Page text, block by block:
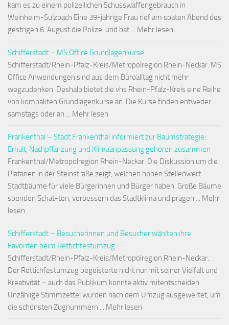
kam es zu einem polizeilichen Schusswaffengebrauch in
Weinheim-Sulzbach Eine 39-jährige Frau rief am späten Abend des
gestrigen 6. August die Polizei und bat ... Mehr lesen
Schifferstadt – MS Office Grundlagenkurse
Schifferstadt/Rhein-Pfalz-Kreis/Metropolregion Rhein-Neckar. MS
Office Anwendungen sind aus dem Büroalltag nicht mehr
wegzudenken. Deshalb bietet die vhs Rhein-Pfalz-Kreis eine Reihe
von kompakten Grundlagenkurse an. Die Kurse finden entweder
samstags oder an ... Mehr lesen
Frankenthal – Stadt Frankenthal informiert zur Baumstrategie:
Erhalt, Nachpflanzung und Klimaanpassung gehören zusammen
Frankenthal/Metropolregion Rhein-Neckar. Die Diskussion um die
Platanen in der Steinstraße zeigt, welchen hohen Stellenwert
Stadtbäume für viele Bürgerinnen und Bürger haben. Große Bäume
spenden Schat-ten, verbessern das Stadtklima und prägen ... Mehr
lesen
Schifferstadt – Besucherinnen und Besucher wählten ihre
Favoriten beim Rettichfestumzug
Schifferstadt/Rhein-Pfalz-Kreis/Metropolregion Rhein-Neckar.
Der Rettichfestumzug begeisterte nicht nur mit seiner Vielfalt und
Kreativität – auch das Publikum konnte aktiv mitentscheiden.
Unzählige Stimmzettel wurden nach dem Umzug ausgewertet, um
die schönsten Zugnummern ... Mehr lesen